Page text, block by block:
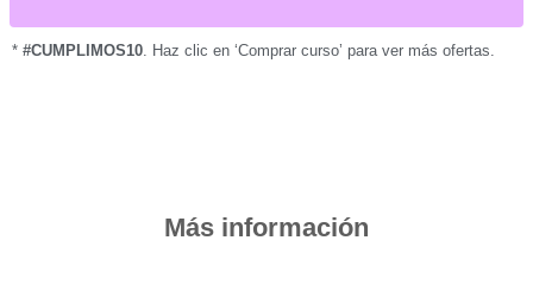
* #CUMPLIMOS10 . Haz clic en ‘Comprar curso’ para ver más ofertas.
Más información